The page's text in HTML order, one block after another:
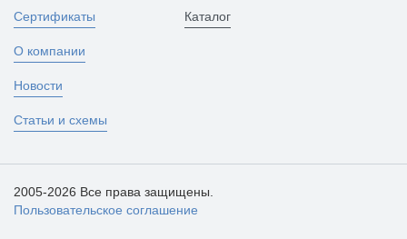
Сертификаты
О компании
Новости
Статьи и схемы
Каталог
2005-2026 Все права защищены.
Пользовательское соглашение